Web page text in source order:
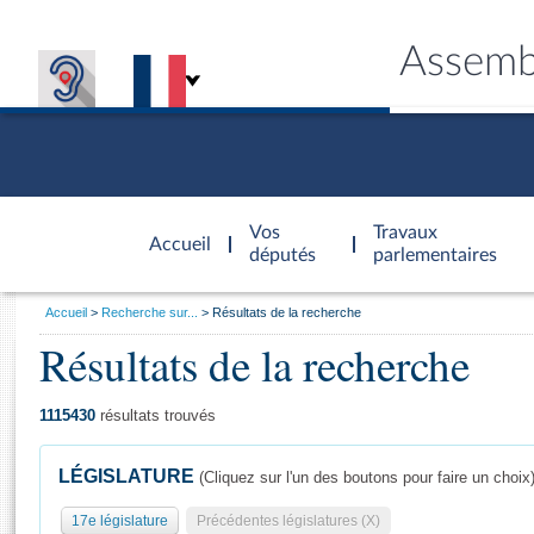
Accueil
d'accueil
Vos
députés
Travaux
parlementaires
Général
Vous
Accueil Recherche sur... Résultats de la recherche
Résultats de la recherche
1115430 résultats trouvés
LÉGISLATURE (Cliquez sur l'un des boutons pour faire un choix)
17e législature Précédentes législatures (X)